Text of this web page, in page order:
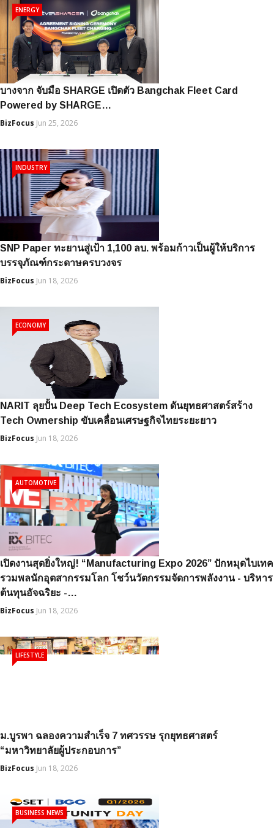
บางจาก จับมือ SHARGE เปิดตัว Bangchak Fleet Card
Powered by SHARGE…
BizFocus Jun 25, 2026
ENERGY
SNP Paper ทะยานสู่เป้า 1,100 ลบ. พร้อมก้าวเป็นผู้ให้บริการ
บรรจุภัณฑ์กระดาษครบวงจร
BizFocus Jun 18, 2026
INDUSTRY
NARIT ลุยปั้น Deep Tech Ecosystem ดันยุทธศาสตร์สร้าง
Tech Ownership ขับเคลื่อนเศรษฐกิจไทยระยะยาว
BizFocus Jun 18, 2026
ECONOMY
เปิดงานสุดยิ่งใหญ่! “Manufacturing Expo 2026” ปักหมุดไบเทค
รวมพลนักอุตสากรรมโลก โชว์นวัตกรรมจัดการพลังงาน - บริหาร
ต้นทุนอัจฉริยะ -…
BizFocus Jun 18, 2026
AUTOMOTIVE
ม.บูรพา ฉลองความสำเร็จ 7 ทศวรรษ รุกยุทธศาสตร์
“มหาวิทยาลัยผู้ประกอบการ”
BizFocus Jun 18, 2026
LIFESTYLE
BUSINESS NEWS